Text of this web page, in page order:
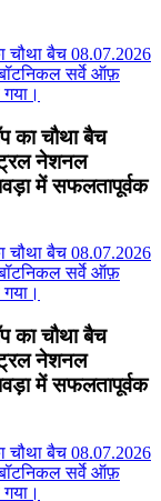
का चौथा बैच
नेशनल
में सफलतापूर्वक
का चौथा बैच
नेशनल
में सफलतापूर्वक